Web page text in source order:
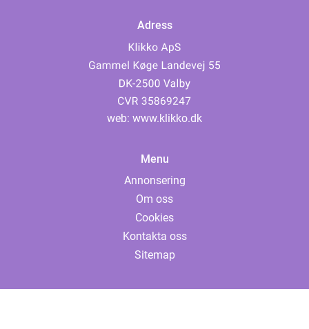
Adress
web: www.klikko.dk
Menu
Annonsering
Om oss
Cookies
Kontakta oss
Sitemap